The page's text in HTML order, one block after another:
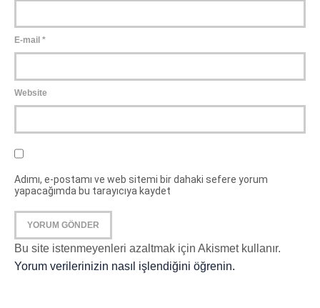
E-mail *
Website
Adımı, e-postamı ve web sitemi bir dahaki sefere yorum
yapacağımda bu tarayıcıya kaydet
Bu site istenmeyenleri azaltmak için Akismet kullanır.
Yorum verilerinizin nasıl işlendiğini öğrenin.